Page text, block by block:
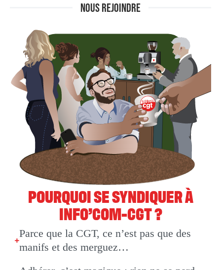
NOUS REJOINDRE
POURQUOI SE SYNDIQUER À
INFO’COM-CGT ?
Parce que la CGT, ce n’est pas que des
manifs et des merguez…